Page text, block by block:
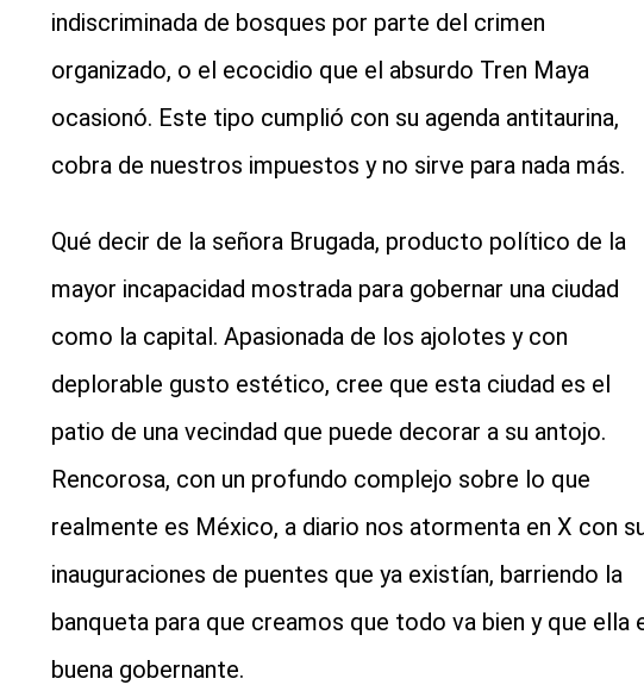
indiscriminada de bosques por parte del crimen
organizado, o el ecocidio que el absurdo Tren Maya
ocasionó. Este tipo cumplió con su agenda antitaurina,
cobra de nuestros impuestos y no sirve para nada más.
Qué decir de la señora Brugada, producto político de la
mayor incapacidad mostrada para gobernar una ciudad
como la capital. Apasionada de los ajolotes y con
deplorable gusto estético, cree que esta ciudad es el
patio de una vecindad que puede decorar a su antojo.
Rencorosa, con un profundo complejo sobre lo que
realmente es México, a diario nos atormenta en X con
inauguraciones de puentes que ya existían, barriendo la
banqueta para que creamos que todo va bien y que ella
buena gobernante.